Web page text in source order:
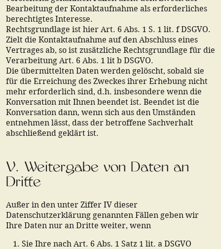
Bearbeitung der Kontaktaufnahme als erforderliches
berechtigtes Interesse.
Rechtsgrundlage ist hier Art. 6 Abs. 1 S. 1 lit. f DSGVO.
Zielt die Kontaktaufnahme auf den Abschluss eines
Vertrages ab, so ist zusätzliche Rechtsgrundlage für die
Verarbeitung Art. 6 Abs. 1 lit b DSGVO.
Die übermittelten Daten werden gelöscht, sobald sie
für die Erreichung des Zweckes ihrer Erhebung nicht
mehr erforderlich sind, d.h. insbesondere wenn die
Konversation mit Ihnen beendet ist. Beendet ist die
Konversation dann, wenn sich aus den Umständen
entnehmen lässt, dass der betroffene Sachverhalt
abschließend geklärt ist.
V. Weitergabe von Daten an
Dritte
Außer in den unter Ziffer IV dieser
Datenschutzerklärung genannten Fällen geben wir
Ihre Daten nur an Dritte weiter, wenn
Sie Ihre nach Art. 6 Abs. 1 Satz 1 lit. a DSGVO